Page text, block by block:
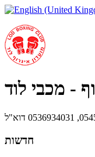
- מכבי לוד
חדשות